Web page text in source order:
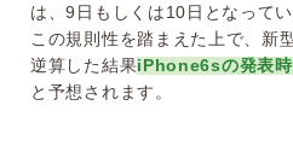
は、9日もしくは10日となってい
この規則性を踏まえた上で、新
逆算した結果iPhone6sの発表
と予想されます。